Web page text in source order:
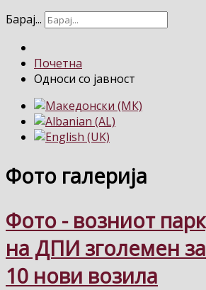
Барај...
Почетна
Односи со јавност
Фото галерија
Фото - возниот парк
на ДПИ зголемен за
10 нови возила